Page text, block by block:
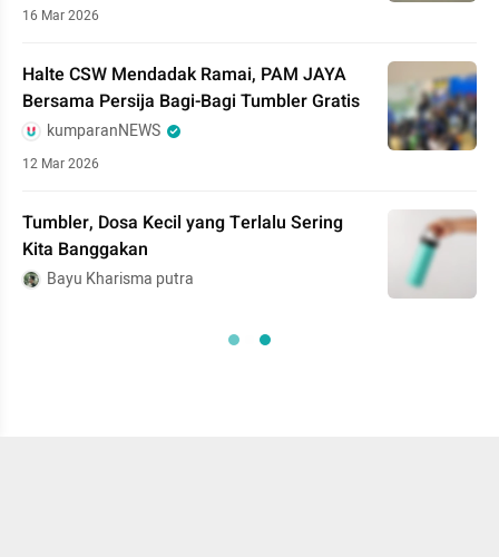
16 Mar 2026
⁠Halte CSW Mendadak Ramai, PAM JAYA
Bersama Persija Bagi-Bagi Tumbler Gratis
kumparanNEWS
12 Mar 2026
Tumbler, Dosa Kecil yang Terlalu Sering
Kita Banggakan
Bayu Kharisma putra